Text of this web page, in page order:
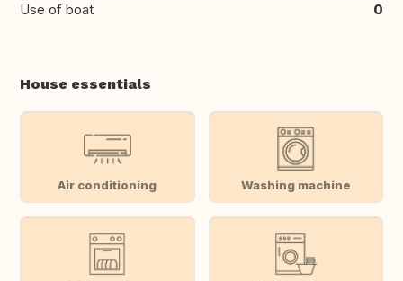
Use of boat 0
House essentials
Air conditioning Washing machine